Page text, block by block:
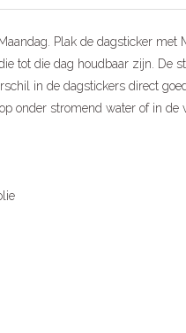
Plak de dagsticker met
tot die dag houdbaar zijn. De
in de dagstickers direct
onder stromend water of in de